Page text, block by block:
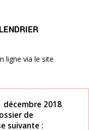
ligne via le site
décembre 2018
de
suivante :